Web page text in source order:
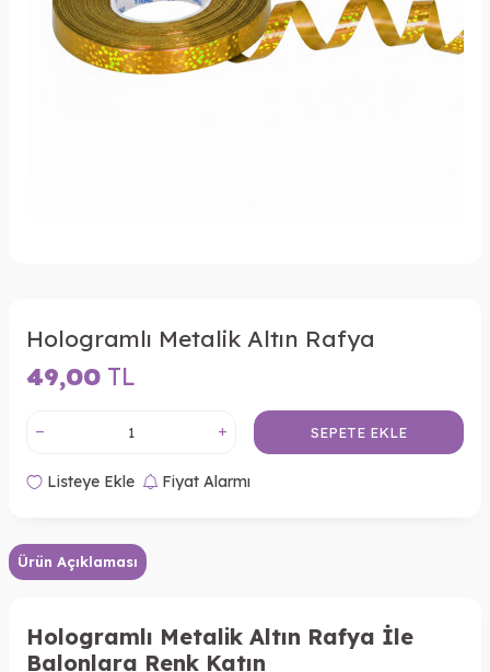
Hologramlı Metalik Altın Rafya
49,00 TL
SEPETE EKLE
Listeye Ekle Fiyat Alarmı
Ürün Açıklaması
Hologramlı Metalik Altın Rafya İle
Balonlara Renk Katın